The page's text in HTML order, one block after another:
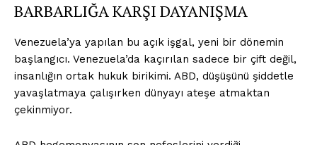
BARBARLIĞA KARŞI DAYANIŞMA
Venezuela’ya yapılan bu açık işgal, yeni bir dönemin
başlangıcı. Venezuela’da kaçırılan sadece bir çift değil,
insanlığın ortak hukuk birikimi. ABD, düşüşünü şiddetle
yavaşlatmaya çalışırken dünyayı ateşe atmaktan
çekinmiyor.